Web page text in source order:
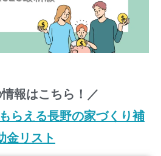
情報はこちら！／
らえる長野の家づくり補
金リスト